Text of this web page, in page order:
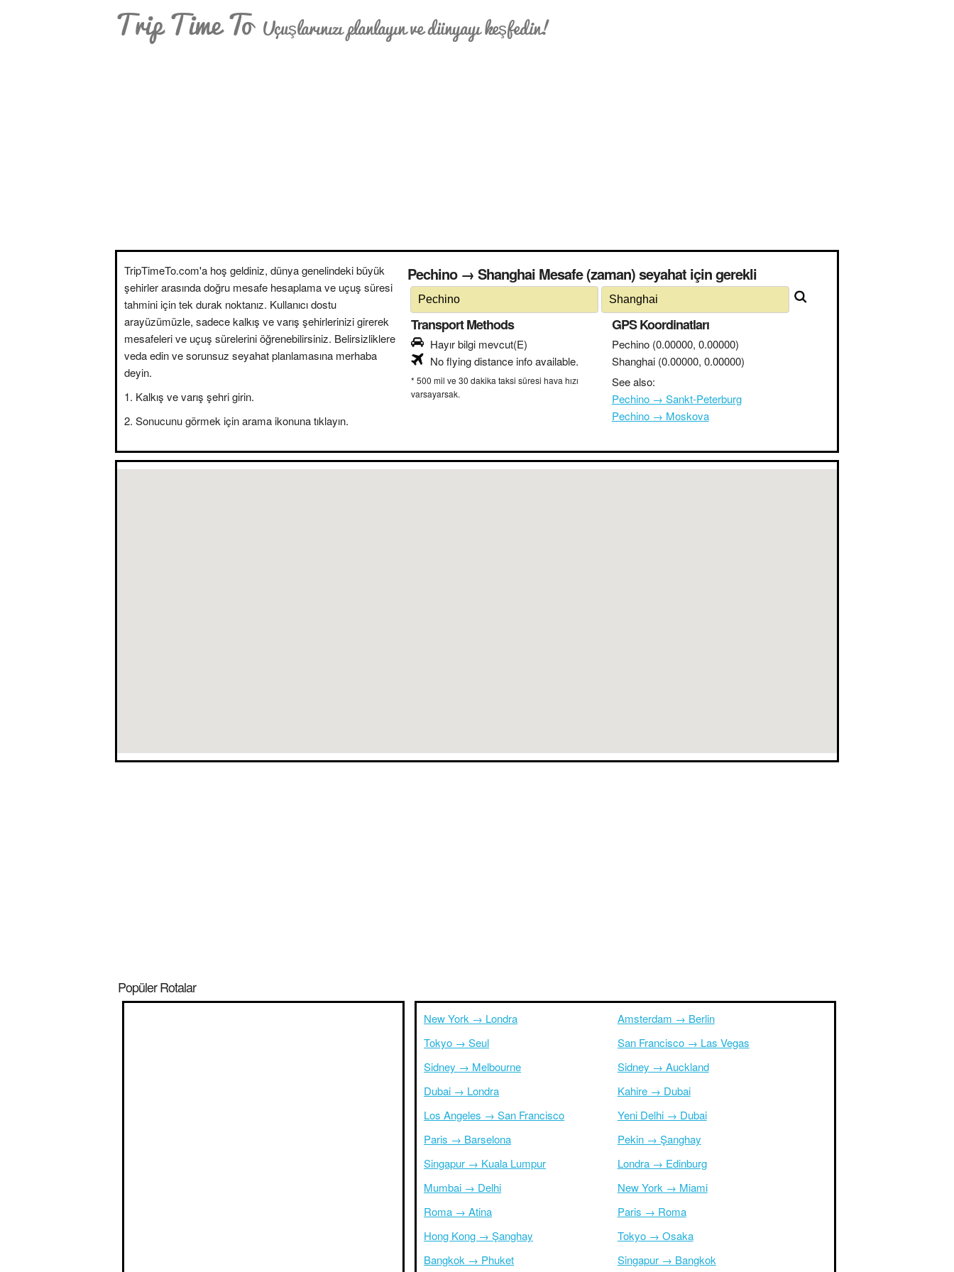
Trip Time To Uçuşlarınızı planlayın ve dünyayı keşfedin!
TripTimeTo.com'a hoş geldiniz, dünya genelindeki büyük
şehirler arasında doğru mesafe hesaplama ve uçuş süresi
tahmini için tek durak noktanız. Kullanıcı dostu
arayüzümüzle, sadece kalkış ve varış şehirlerinizi girerek
mesafeleri ve uçuş sürelerini öğrenebilirsiniz. Belirsizliklere
veda edin ve sorunsuz seyahat planlamasına merhaba
deyin.
Kalkış ve varış şehri girin.
Sonucunu görmek için arama ikonuna tıklayın.
Pechino → Shanghai Mesafe (zaman) seyahat için gerekli
Transport Methods
Hayır bilgi mevcut(E)
No flying distance info available.
* 500 mil ve 30 dakika taksi süresi hava hızı
varsayarsak.
GPS Koordinatları
Pechino (0.00000, 0.00000)
Shanghai (0.00000, 0.00000)
See also:
Pechino → Sankt-Peterburg
Pechino → Moskova
Popüler Rotalar
New York → Londra
Tokyo → Seul
Sidney → Melbourne
Dubai → Londra
Los Angeles → San Francisco
Paris → Barselona
Singapur → Kuala Lumpur
Mumbai → Delhi
Roma → Atina
Hong Kong → Şanghay
Bangkok → Phuket
Amsterdam → Berlin
San Francisco → Las Vegas
Sidney → Auckland
Kahire → Dubai
Yeni Delhi → Dubai
Pekin → Şanghay
Londra → Edinburg
New York → Miami
Paris → Roma
Tokyo → Osaka
Singapur → Bangkok